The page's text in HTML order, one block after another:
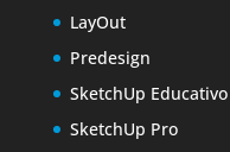
LayOut
Predesign
SketchUp Educativo
SketchUp Pro